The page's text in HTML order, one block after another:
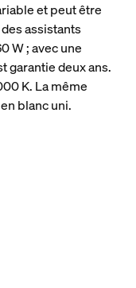
et peut être
assistants
W ; avec une
garantie deux ans.
K. La même
blanc uni.